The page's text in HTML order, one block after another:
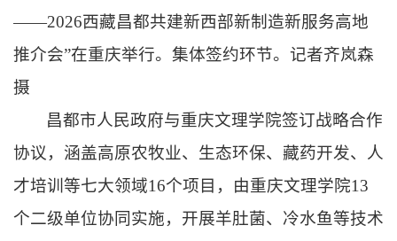
——2026西藏昌都共建新西部新制造新服务高地
推介会”在重庆举行。集体签约环节。记者齐岚森
摄
昌都市人民政府与重庆文理学院签订战略合作
协议，涵盖高原农牧业、生态环保、藏药开发、人
才培训等七大领域16个项目，由重庆文理学院13
个二级单位协同实施，开展羊肚菌、冷水鱼等技术